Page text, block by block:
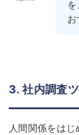
お
3. 社内調査
人間関係をは